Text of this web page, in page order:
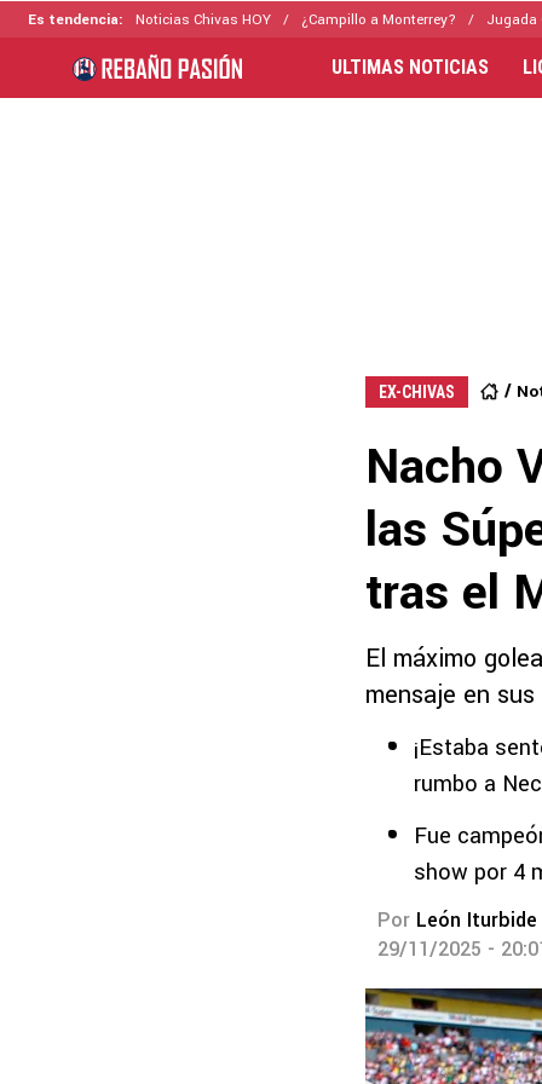
Es tendencia: Noticias Chivas HOY ¿Campillo a Monterrey? Jugada
ULTIMAS NOTICIAS
EX-CHIVAS
Nacho
las
tras el
El máximo
mensaje en
¡Estaba
rumbo a
Fue
show por 4
Por León Iturbide
29/11/2025 -